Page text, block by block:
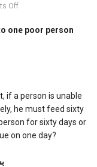
Offon
Kaffarah
one
poor
person
together?
one poor person
if a person is unable
he must feed sixty
for sixty days or
on one day?